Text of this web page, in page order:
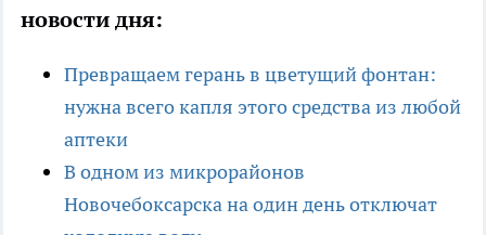
новости дня:
Превращаем герань в цветущий фонтан:
нужна всего капля этого средства из любой
аптеки
В одном из микрорайонов
Новочебоксарска на один день отключат